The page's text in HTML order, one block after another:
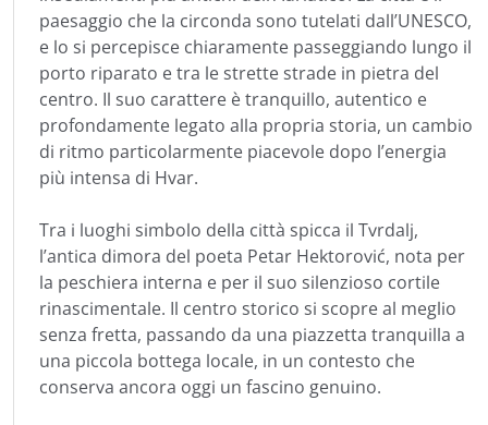
paesaggio che la circonda sono tutelati dall’UNESCO,
e lo si percepisce chiaramente passeggiando lungo il
porto riparato e tra le strette strade in pietra del
centro. Il suo carattere è tranquillo, autentico e
profondamente legato alla propria storia, un cambio
di ritmo particolarmente piacevole dopo l’energia
più intensa di Hvar.
Tra i luoghi simbolo della città spicca il Tvrdalj,
l’antica dimora del poeta Petar Hektorović, nota per
la peschiera interna e per il suo silenzioso cortile
rinascimentale. Il centro storico si scopre al meglio
senza fretta, passando da una piazzetta tranquilla a
una piccola bottega locale, in un contesto che
conserva ancora oggi un fascino genuino.